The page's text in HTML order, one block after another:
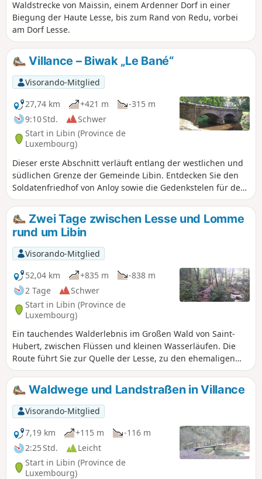
Waldstrecke von Maissin, einem Ardenner Dorf in einer
Biegung der Haute Lesse, bis zum Rand von Redu, vorbei
am Dorf Lesse.
Villance – Biwak „Le Bané“
Visorando-Mitglied
27,74 km
+421 m
-315 m
9:10 Std.
Schwer
Start in Libin (Province de
Luxembourg)
Dieser erste Abschnitt verläuft entlang der westlichen und
südlichen Grenze der Gemeinde Libin. Entdecken Sie den
Soldatenfriedhof von Anloy sowie die Gedenkstelen für den
Ersten Weltkrieg in Ochamps. Sie kommen an der Quelle
der Lesse vorbei und beenden die Etappe am Biwak „Le
Bané“.Zwei Tage zwischen Lesse und Lomme
rund um Libin
Visorando-Mitglied
52,04 km
+835 m
-838 m
2 Tage
Schwer
Start in Libin (Province de
Luxembourg)
Ein tauchendes Walderlebnis im Großen Wald von Saint-
Hubert, zwischen Flüssen und kleinen Wasserläufen. Die
Route führt Sie zur Quelle der Lesse, zu den ehemaligen
Trüffelplantagen von Libin und zum ehemaligen Kaolin-
Steinbruch. Durchqueren Sie die Täler dieser herrlichen
Region in Ihrem eigenen Tempo.
Waldwege und Landstraßen in Villance
Visorando-Mitglied
7,19 km
+115 m
-116 m
2:25 Std.
Leicht
Start in Libin (Province de
Luxembourg)